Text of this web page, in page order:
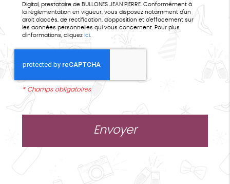
Digital, prestataire de BULLONES JEAN PIERRE. Conformément à
la réglementation en vigueur, vous disposez notamment d'un
droit d'accès, de rectification, d'opposition et d'effacement sur
les données personnelles qui vous concernent. Pour plus
d’informations, cliquez ici.
* Champs obligatoires